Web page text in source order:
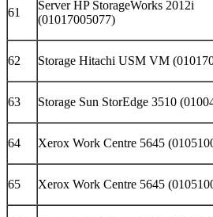
61
Server HP StorageWorks 2012i
(01017005077)
62 Storage Hitachi USM VM
63 Storage Sun StorEdge 3510
64 Xerox Work Centre 5645
65 Xerox Work Centre 5645